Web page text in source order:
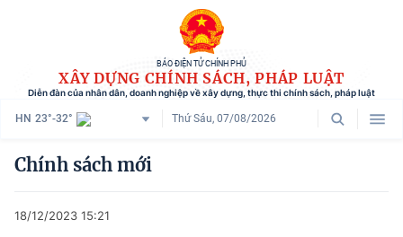
BÁO ĐIỆN TỬ CHÍNH PHỦ
XÂY DỰNG CHÍNH SÁCH, PHÁP LUẬT
Diễn đàn của nhân dân, doanh nghiệp về xây dựng, thực thi chính sách, pháp luật
HN 23°-32° Thứ Sáu, 07/08/2026
Danh mục
Chính sách mới
18/12/2023 15:21